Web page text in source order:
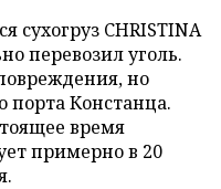
сухогруз CHRISTINA
перевозил уголь.
но
порта Констанца.
время
примерно в 20